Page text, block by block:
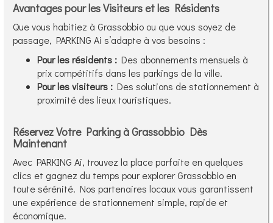
Avantages pour les Visiteurs et les Résidents
Que vous habitiez à Grassobbio ou que vous soyez de
passage, PARKING Ai s’adapte à vos besoins :
Pour les résidents : Des abonnements mensuels à
prix compétitifs dans les parkings de la ville.
Pour les visiteurs : Des solutions de stationnement à
proximité des lieux touristiques.
Réservez Votre Parking à Grassobbio Dès
Maintenant
Avec PARKING Ai, trouvez la place parfaite en quelques
clics et gagnez du temps pour explorer Grassobbio en
toute sérénité. Nos partenaires locaux vous garantissent
une expérience de stationnement simple, rapide et
économique.